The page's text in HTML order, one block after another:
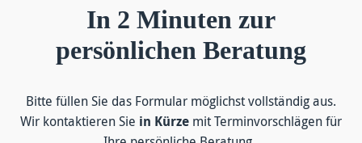
In 2 Minuten zur
persönlichen Beratung
Bitte füllen Sie das For­mular mög­lichst voll­ständig aus.
Wir kontakt­ieren Sie in Kürze mit Termin­vor­schlägen für